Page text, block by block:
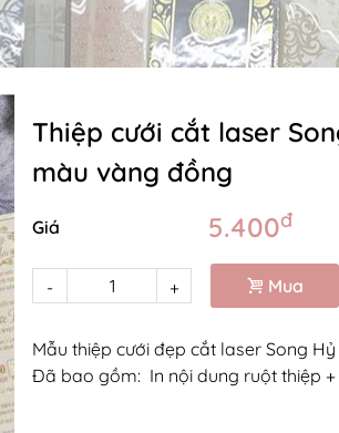
Thiệp cưới cắt laser
màu vàng đồng
Giá 5.400đ
- + Mua
Mẫu thiệp cưới đẹp cắt laser Song Hỷ
Đã bao gồm: In nội dung ruột thiệp +